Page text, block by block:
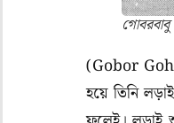
(Gobor
হয়ে তিনি